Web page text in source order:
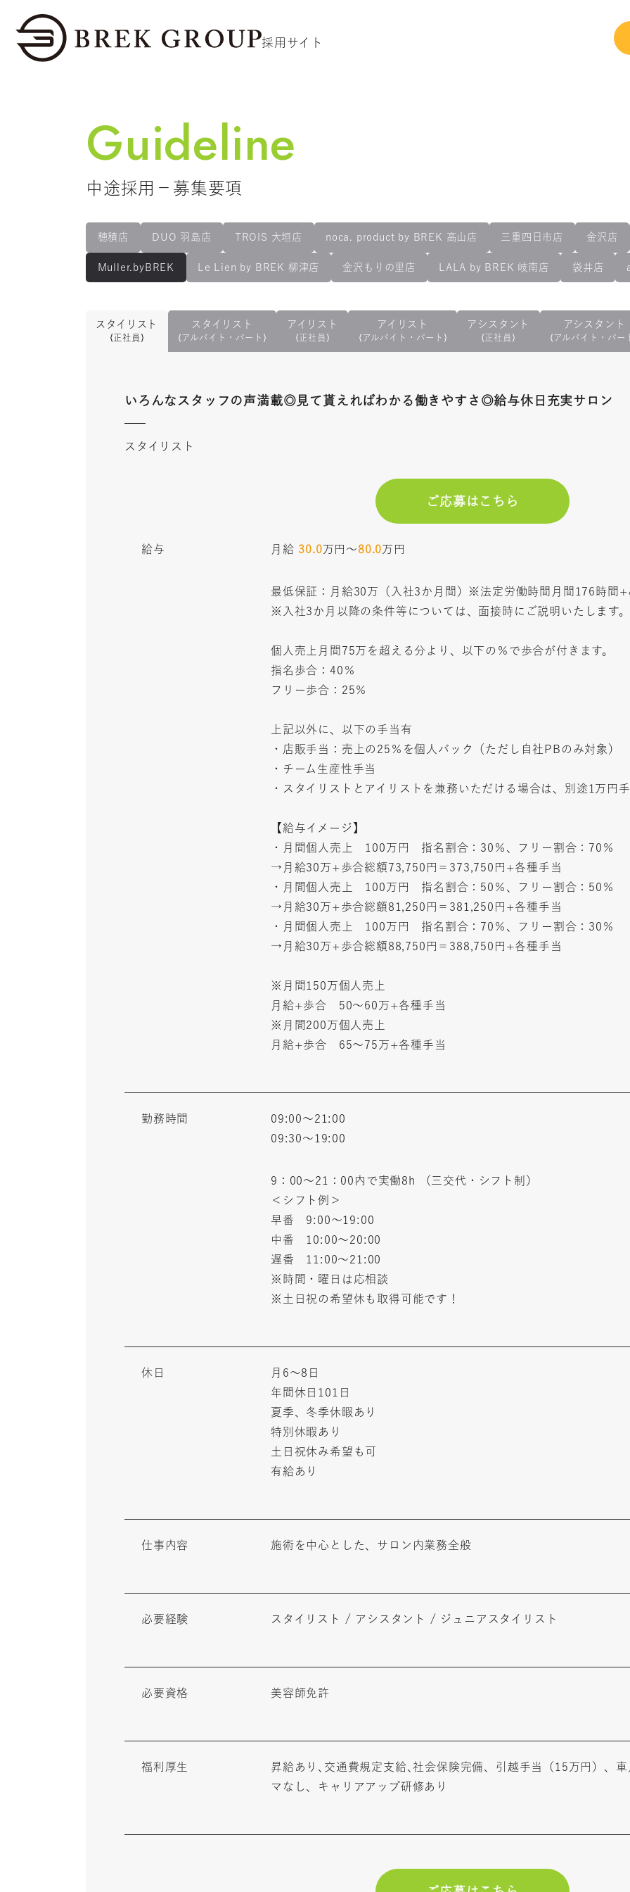
採用サイト
Guideline
中途採用－募集要項
穂積店 DUO 羽島店 TROIS 大垣店 noca. product by BREK 高山店 三重四日市店 金沢店
Muller.byBREK Le Lien by BREK 柳津店 金沢もりの里店 LALA by BREK 岐南店 袋井店
スタイリスト
⟨正社員⟩
スタイリスト
⟨アルバイト・パート⟩
アイリスト
⟨正社員⟩
アイリスト
⟨アルバイト・パート⟩
アシスタント
⟨正社員⟩
アシスタント
⟨アルバイト・パー
いろんなスタッフの声満載◎見て貰えればわかる働きやすさ◎給与休日充実サロン
スタイリスト
ご応募はこちら
給与 月給 30.0万円〜80.0万円
最低保証：月給30万（入社3か月間）※法定労働時間月間176時間
※入社3か月以降の条件等については、面接時にご説明いたします。
個人売上月間75万を超える分より、以下の％で歩合が付きます。
指名歩合：40％
フリー歩合：25％
上記以外に、以下の手当有
・店販手当：売上の25％を個人バック（ただし自社PBのみ対象）
・チーム生産性手当
・スタイリストとアイリストを兼務いただける場合は、別途1万円
【給与イメージ】
・月間個人売上 100万円 指名割合：30％、フリー割合：70％
→月給30万+歩合総額73,750円＝373,750円+各種手当
・月間個人売上 100万円 指名割合：50％、フリー割合：50％
→月給30万+歩合総額81,250円＝381,250円+各種手当
・月間個人売上 100万円 指名割合：70％、フリー割合：30％
→月給30万+歩合総額88,750円＝388,750円+各種手当
※月間150万個人売上
月給+歩合 50～60万+各種手当
※月間200万個人売上
月給+歩合 65～75万+各種手当
勤務時間
09:00〜21:00
09:30〜19:00
9：00～21：00内で実働8h （三交代・シフト制）
＜シフト例＞
早番 9:00〜19:00
中番 10:00〜20:00
遅番 11:00〜21:00
※時間・曜日は応相談
※土日祝の希望休も取得可能です！
休日
月6～8日
年間休日101日
夏季、冬季休暇あり
特別休暇あり
土日祝休み希望も可
有給あり
仕事内容 施術を中心とした、サロン内業務全般
必要経験 スタイリスト / アシスタント / ジュニアスタイリスト
必要資格 美容師免許
福利厚生
昇給あり､交通費規定支給､社会保険完備、引越手当（15万円）、
マなし、キャリアアップ研修あり